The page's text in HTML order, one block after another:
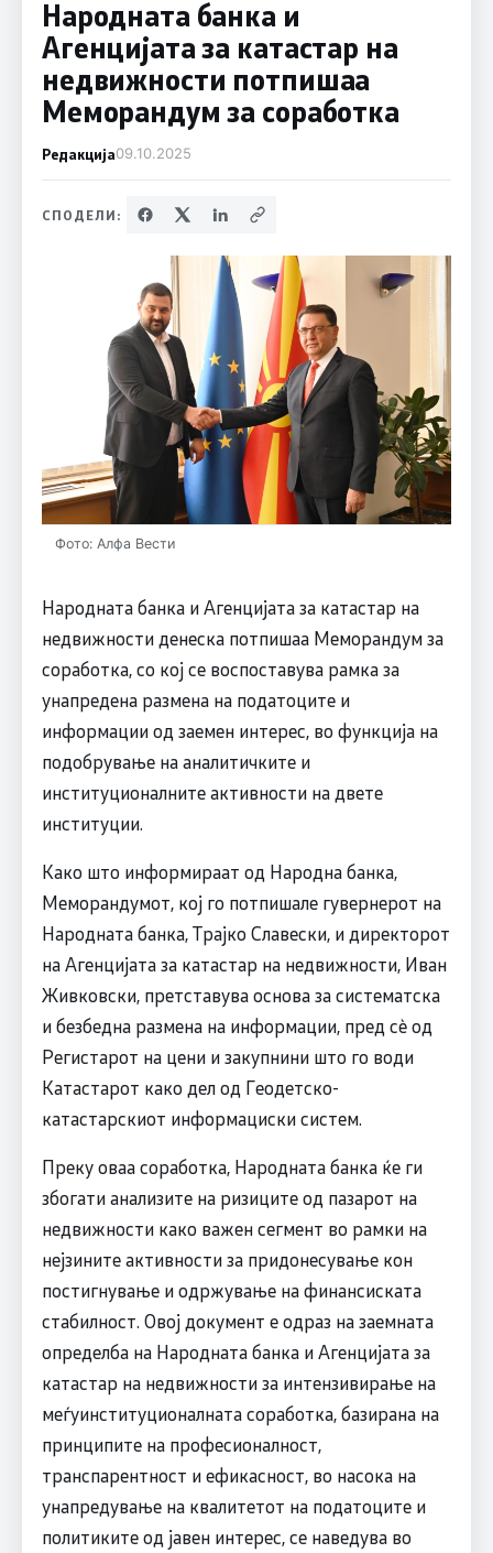
Народната банка и
Агенцијата за катастар на
недвижности потпишаа
Меморандум за соработка
Редакција09.10.2025
СПОДЕЛИ:
Фото: Алфа Вести
Народната банка и Агенцијата за катастар на
недвижности денеска потпишаа Меморандум за
соработка, со кој се воспоставува рамка за
унапредена размена на податоците и
информации од заемен интерес, во функција на
подобрување на аналитичките и
институционалните активности на двете
институции.
Како што информираат од Народна банка,
Меморандумот, кој го потпишале гувернерот на
Народната банка, Трајко Славески, и директорот
на Агенцијата за катастар на недвижности, Иван
Живковски, претставува основа за систематска
и безбедна размена на информации, пред сѐ од
Регистарот на цени и закупнини што го води
Катастарот како дел од Геодетско-
катастарскиот информациски систем.
Преку оваа соработка, Народната банка ќе ги
збогати анализите на ризиците од пазарот на
недвижности како важен сегмент во рамки на
нејзините активности за придонесување кон
постигнување и одржување на финансиската
стабилност. Овој документ е одраз на заемната
определба на Народната банка и Агенцијата за
катастар на недвижности за интензивирање на
меѓуинституционалната соработка, базирана на
принципите на професионалност,
транспарентност и ефикасност, во насока на
унапредување на квалитетот на податоците и
политиките од јавен интерес, се наведува во